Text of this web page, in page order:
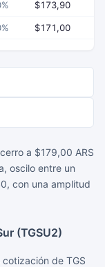
$173,90
$171,00
a $179,00 ARS
oscilo entre un
con una amplitud
(TGSU2)
de TGS